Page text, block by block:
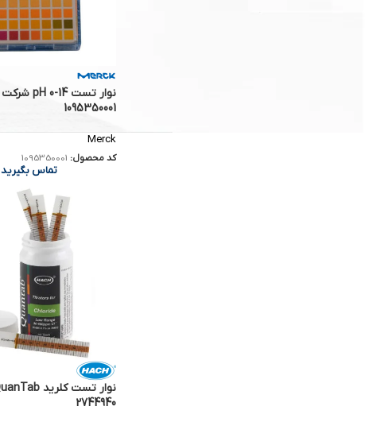
1095350001
Merck
کد محصول: 1095350001
تماس بگیرید
2744940